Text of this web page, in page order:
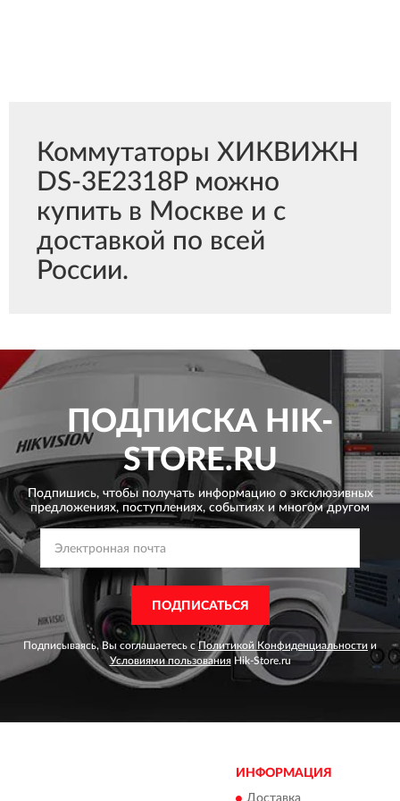
Коммутаторы ХИКВИЖН
DS-3E2318P можно
купить в Москве и с
доставкой по всей
России.
ПОДПИСКА HIK-
STORE.RU
Подпишись, чтобы получать информацию о эксклюзивных
предложениях, поступлениях, событиях и многом другом
ПОДПИСАТЬСЯ
Подписываясь, Вы соглашаетесь сПолитикой Конфиденциальности и
Условиями пользованияHik-Store.ru
ИНФОРМАЦИЯ